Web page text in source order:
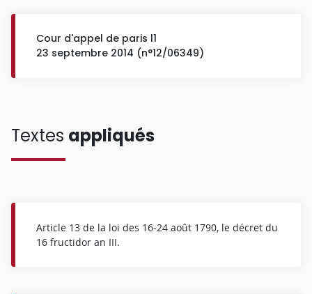
Cour d'appel de paris l1
23 septembre 2014 (n°12/06349)
Textes appliqués
Article 13 de la loi des 16-24 août 1790, le décret du
16 fructidor an III.